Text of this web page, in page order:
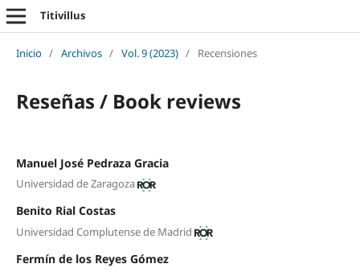
Titivillus
Inicio / Archivos / Vol. 9 (2023) / Recensiones
Reseñas / Book reviews
Manuel José Pedraza Gracia
Universidad de Zaragoza
Benito Rial Costas
Universidad Complutense de Madrid
Fermín de los Reyes Gómez